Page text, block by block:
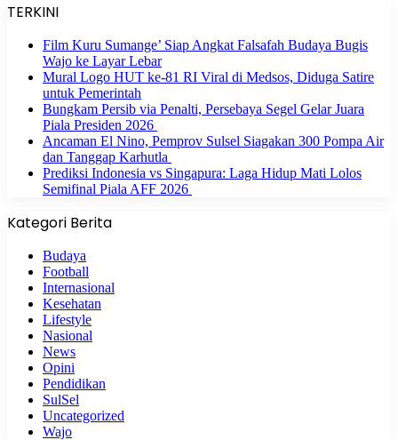
TERKINI
Film Kuru Sumange’ Siap Angkat Falsafah Budaya Bugis
Wajo ke Layar Lebar
Mural Logo HUT ke-81 RI Viral di Medsos, Diduga Satire
untuk Pemerintah
Bungkam Persib via Penalti, Persebaya Segel Gelar Juara
Piala Presiden 2026
Ancaman El Nino, Pemprov Sulsel Siagakan 300 Pompa Air
dan Tanggap Karhutla
Prediksi Indonesia vs Singapura: Laga Hidup Mati Lolos
Semifinal Piala AFF 2026
Kategori Berita
Budaya
Football
Internasional
Kesehatan
Lifestyle
Nasional
News
Opini
Pendidikan
SulSel
Uncategorized
Wajo